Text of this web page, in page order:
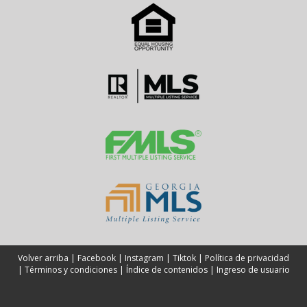
Volver arriba | Facebook | Instagram | Tiktok | Política de privacidad
| Términos y condiciones| Índice de contenidos| Ingreso de usuario